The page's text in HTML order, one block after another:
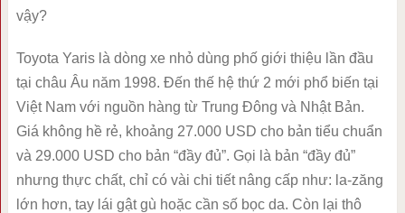
vậy?
Toyota Yaris là dòng xe nhỏ dùng phố giới thiệu lần đầu
tại châu Âu năm 1998. Đến thế hệ thứ 2 mới phổ biến tại
Việt Nam với nguồn hàng từ Trung Đông và Nhật Bản.
Giá không hề rẻ, khoảng 27.000 USD cho bản tiểu chuẩn
và 29.000 USD cho bản “đầy đủ”. Gọi là bản “đầy đủ”
nhưng thực chất, chỉ có vài chi tiết nâng cấp như: la-zăng
lớn hơn, tay lái gật gù hoặc cần số bọc da. Còn lại thô